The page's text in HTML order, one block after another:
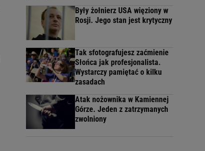
Były żołnierz USA więziony w
Rosji. Jego stan jest krytyczny
Tak sfotografujesz zaćmienie
Słońca jak profesjonalista.
Wystarczy pamiętać o kilku
zasadach
Atak nożownika w Kamiennej
Górze. Jeden z zatrzymanych
zwolniony